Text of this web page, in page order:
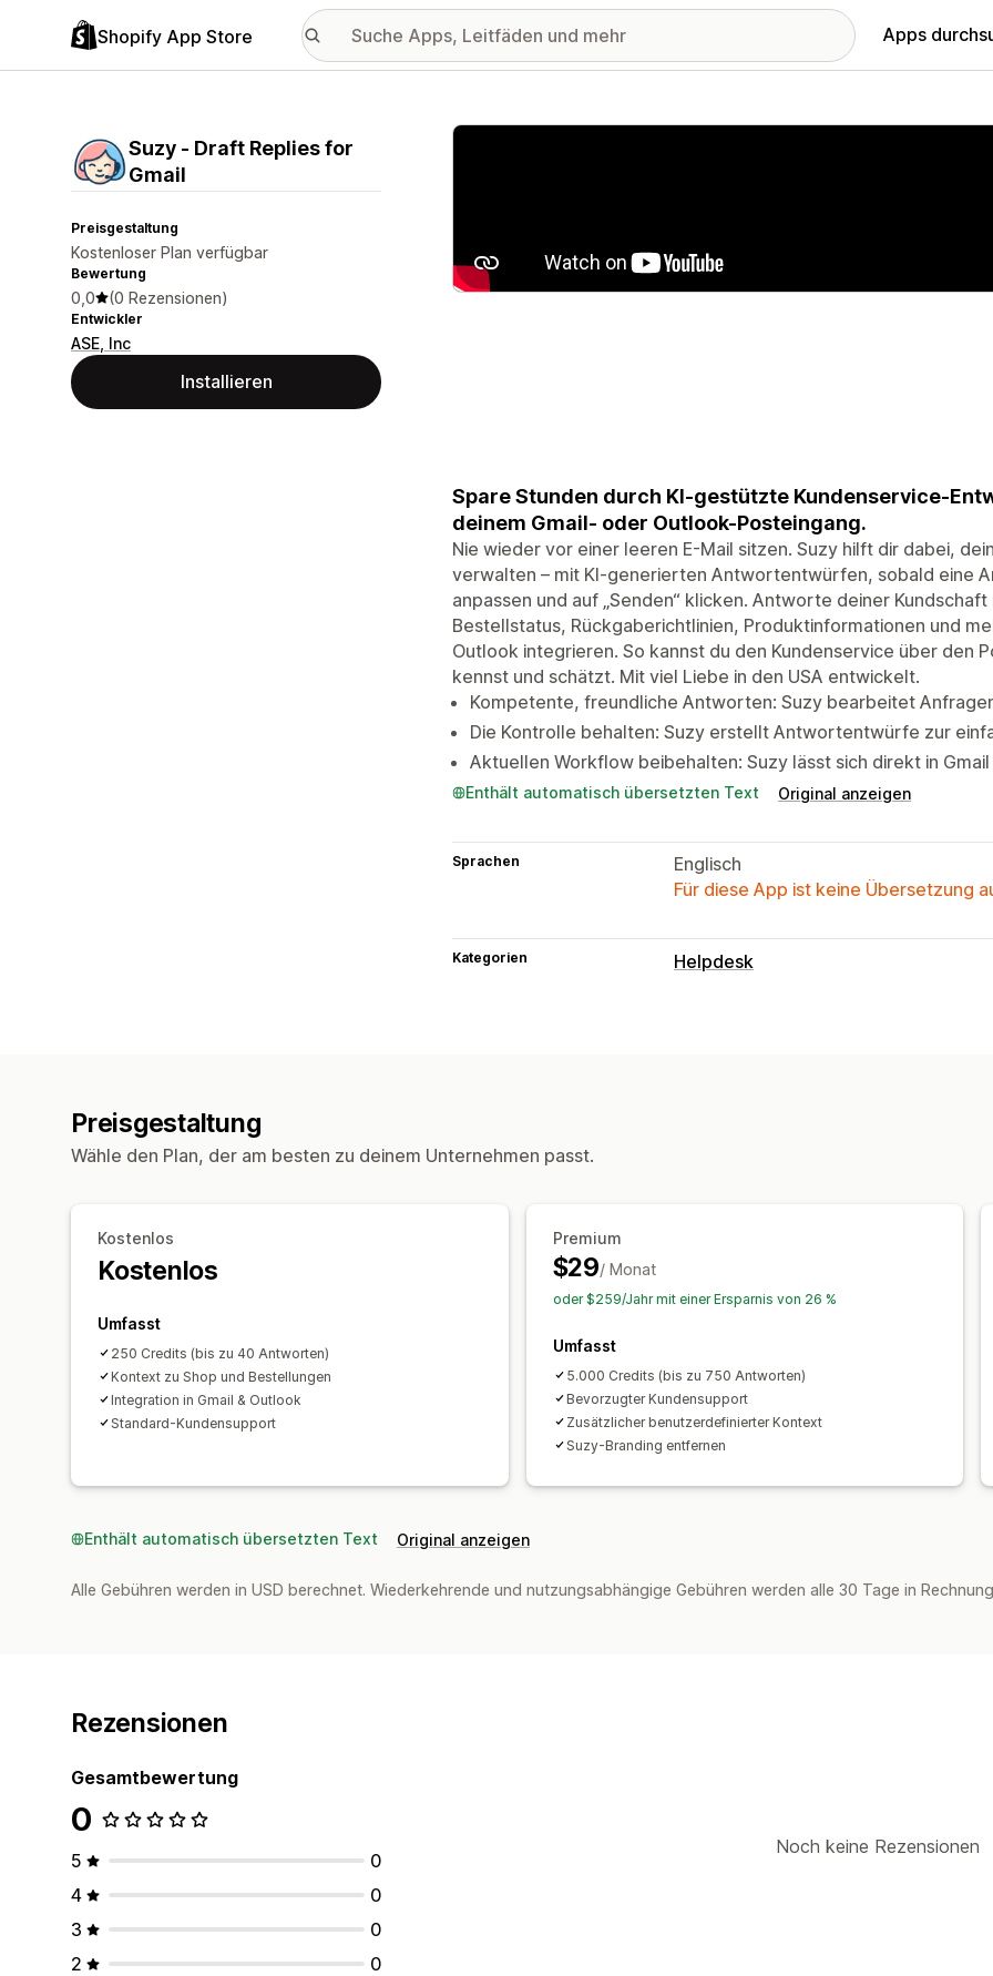
Shopify App Store Apps
Suzy ‑ Draft Replies for
Gmail
Preisgestaltung
Kostenloser Plan verfügbar
Bewertung
0,0 (0 Rezensionen)
Entwickler
ASE, Inc
Installieren
Vorgestellte Bildergalerie
Spare Stunden durch KI-gestützte Kundenservice-
deinem Gmail- oder Outlook-Posteingang.
Nie wieder vor einer leeren E-Mail sitzen. Suzy hilft dir dabei,
verwalten – mit KI-generierten Antwortentwürfen, sobald eine
anpassen und auf „Senden“ klicken. Antworte deiner
Bestellstatus, Rückgaberichtlinien, Produktinformationen und
Outlook integrieren. So kannst du den Kundenservice über den
kennst und schätzt. Mit viel Liebe in den USA entwickelt.
Kompetente, freundliche Antworten: Suzy bearbeitet
Die Kontrolle behalten: Suzy erstellt Antwortentwürfe zur
Aktuellen Workflow beibehalten: Suzy lässt sich direkt in
Enthält automatisch übersetzten Text Original anzeigen
Sprachen
Englisch
Für diese App ist keine Übersetzung
Kategorien Helpdesk
Preisgestaltung
Wähle den Plan, der am besten zu deinem Unternehmen passt.
Kostenlos
Kostenlos
Umfasst
250 Credits (bis zu 40 Antworten)
Kontext zu Shop und Bestellungen
Integration in Gmail & Outlook
Standard-Kundensupport
Premium
$29/ Monat
oder $259/Jahr mit einer Ersparnis von 26 %
Umfasst
5.000 Credits (bis zu 750 Antworten)
Bevorzugter Kundensupport
Zusätzlicher benutzerdefinierter Kontext
Suzy-Branding entfernen
Enthält automatisch übersetzten Text Original anzeigen
Alle Gebühren werden in USD berechnet. Wiederkehrende und nutzungsabhängige Gebühren werden alle 30 Tage in
Rezensionen
Gesamtbewertung
0
5
0
4
0
3
0
2
0
Noch keine Rezensionen